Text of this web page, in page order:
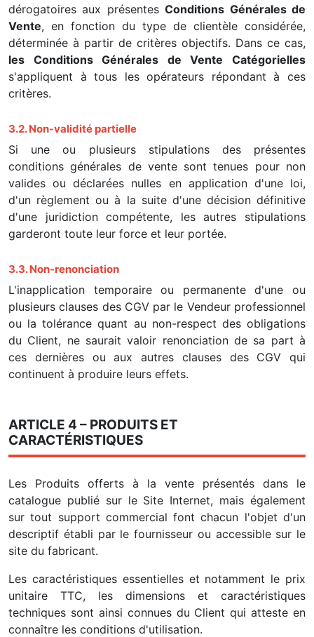
dérogatoires aux présentesConditions Générales de
Vente, en fonction du type de clientèle considérée,
déterminée à partir de critères objectifs. Dans ce cas,
les Conditions Générales de Vente Catégorielles
s'appliquent à tous les opérateurs répondant à ces
critères.
3.2. Non-validité partielle
Si une ou plusieurs stipulations des présentes
conditions générales de vente sont tenues pour non
valides ou déclarées nulles en application d'une loi,
d'un règlement ou à la suite d'une décision définitive
d'une juridiction compétente, les autres stipulations
garderont toute leur force et leur portée.
3.3. Non-renonciation
L'inapplication temporaire ou permanente d'une ou
plusieurs clauses des CGV par le Vendeur professionnel
ou la tolérance quant au non-respect des obligations
du Client, ne saurait valoir renonciation de sa part à
ces dernières ou aux autres clauses des CGV qui
continuent à produire leurs effets.
ARTICLE 4 – PRODUITS ET
CARACTÉRISTIQUES
Les Produits offerts à la vente présentés dans le
catalogue publié sur le Site Internet, mais également
sur tout support commercial font chacun l'objet d'un
descriptif établi par le fournisseur ou accessible sur le
site du fabricant.
Les caractéristiques essentielles et notamment le prix
unitaire TTC, les dimensions et caractéristiques
techniques sont ainsi connues du Client qui atteste en
connaître les conditions d'utilisation.